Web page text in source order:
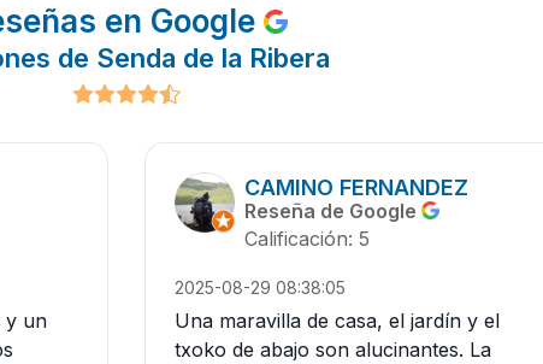
en Google
de Senda de la Ribera
y un
CAMINO FERNANDEZ
Reseña de Google
Calificación: 5
2025-08-29 08:38:05
Una maravilla de casa, el jardín y el
txoko de abajo son alucinantes. La